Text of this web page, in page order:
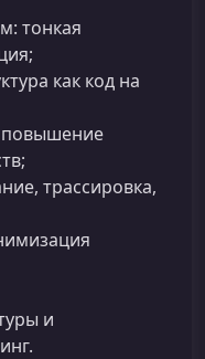
тонкая
как код на
повышение
трассировка,
и